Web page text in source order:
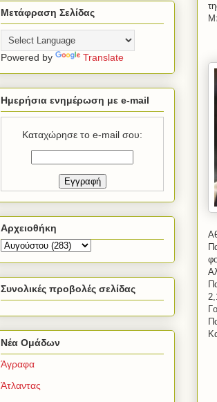
Μετάφραση Σελίδας
Powered by Translate
Ημερήσια ενημέρωση με e-mail
Καταχώρησε το e-mail σου:
Αρχειοθήκη
Συνολικές προβολές σελίδας
Νέα Ομάδων
Άγραφα
Άτλαντας